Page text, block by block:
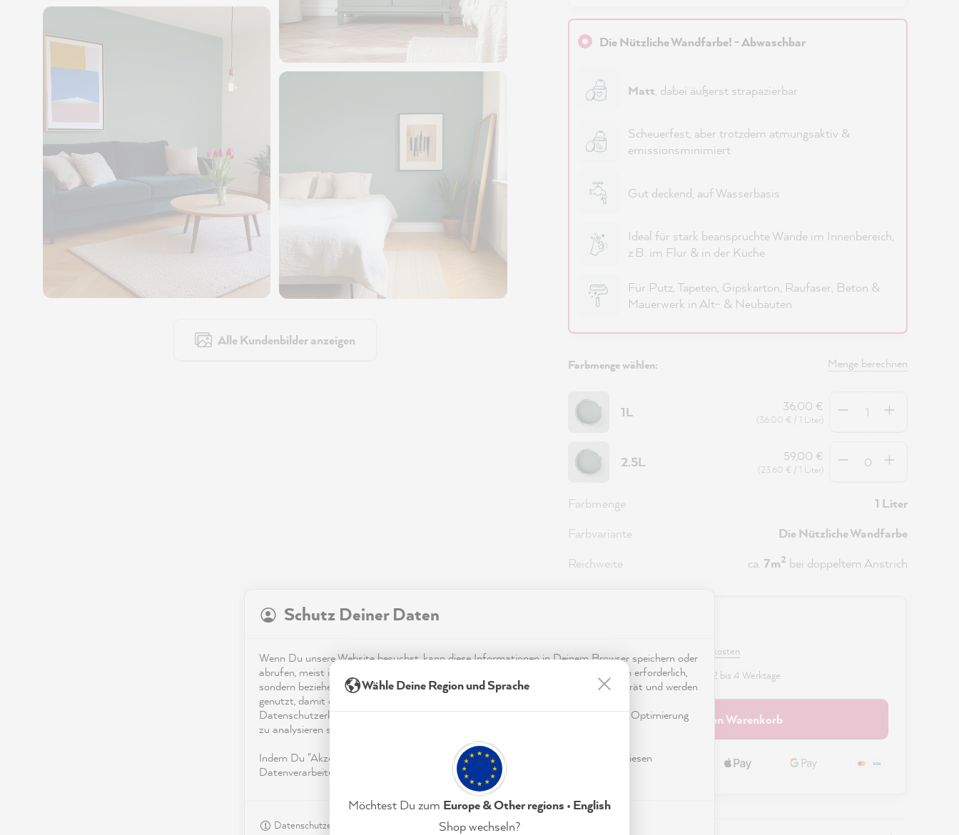
Alle Kundenbilder anzeigen
Die Nützliche Wandfarbe! - Abwaschbar
Matt , dabei äußerst strapazierbar
Scheuerfest, aber trotzdem atmungsaktiv &
emissionsminimiert
Gut deckend, auf Wasserbasis
Ideal für stark beanspruchte Wände im Innenbereich,
z.B. im Flur & in der Küche
Für Putz, Tapeten, Gipskarton, Raufaser, Beton &
Mauerwerk in Alt- & Neubauten
Farbmenge wählen: Menge berechnen
1L 36,00 €
(36,00 € / 1 Liter)
2.5L 59,00 €
(23,60 € / 1 Liter)
Farbmenge
1 Liter
Farbvariante
Die Nützliche Wandfarbe
Reichweite
ca. 7m2 bei doppeltem Anstrich
Preise inkl. MwSt. zzgl. Versandkosten
Sofort verfügbar, Lieferzeit: 2 bis 4 Werktage
In den Warenkorb
Schutz Deiner Daten
Wenn Du unsere Website besuchst, kann diese Informationen in Deinem Browser speichern oder
abrufen, meist in Form von Cookies. Diese Informationen sind nicht nur technisch erforderlich,
sondern beziehen sich möglicherweise auf Dich, Deine Einstellungen oder Dein Gerät und werden
genutzt, damit die Website wie erwartet funktioniert und um mittels den in der
Datenschutzerklärung genannten Dienste Deine Nutzung der Webseite für deren Optimierung
zu analysieren sowie Werbung zu betreiben und zu personalisieren.
Indem Du "Akzeptieren & Schließen" klickst, stimmst Du (jederzeit widerruflich) diesen
Datenverarbeitungen freiwillig zu.
Datenschutzerklärung Einstellungen
Wähle Deine Region und Sprache
Möchtest Du zum Europe & Other regions • English
Shop wechseln?